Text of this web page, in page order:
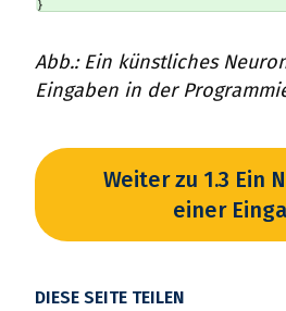
Abb.: Ein künstliches
Eingaben in der
Weiter zu 1.3 Ein
einer
DIESE SEITE TEILEN